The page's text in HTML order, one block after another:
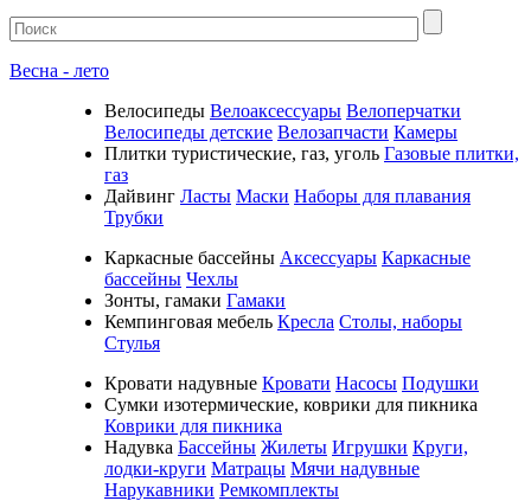
Весна - лето
Велосипеды Велоаксессуары Велоперчатки
Велосипеды детские Велозапчасти Камеры
Плитки туристические, газ, уголь Газовые плитки,
газ
Дайвинг Ласты Маски Наборы для плавания
Трубки
Каркасные бассейны Аксессуары Каркасные
бассейны Чехлы
Зонты, гамаки Гамаки
Кемпинговая мебель Кресла Столы, наборы
Стулья
Кровати надувные Кровати Насосы Подушки
Cумки изотермические, коврики для пикника
Коврики для пикника
Надувка Бассейны Жилеты Игрушки Круги,
лодки-круги Матрацы Мячи надувные
Нарукавники Ремкомплекты